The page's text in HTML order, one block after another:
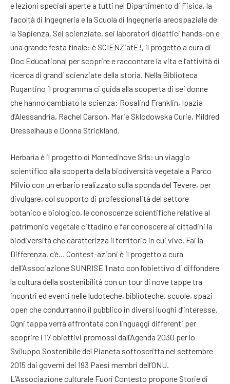
e lezioni speciali aperte a tutti nel Dipartimento di Fisica, la
facoltà di Ingegneria e la Scuola di Ingegneria areospaziale de
la Sapienza. Sei scienziate, sei laboratori didattici hands-on e
una grande festa finale: è SCIENZiatE!, il progetto a cura di
Doc Educational per scoprire e raccontare la vita e l’attività di
ricerca di grandi scienziate della storia. Nella Biblioteca
Rugantino il programma ci guida alla scoperta di sei donne
che hanno cambiato la scienza: Rosalind Franklin, Ipazia
d’Alessandria, Rachel Carson, Marie Sklodowska Curie, Mildred
Dresselhaus e Donna Strickland.
Herbaria è il progetto di Montedinove Srls: un viaggio
scientifico alla scoperta della biodiversità vegetale a Parco
Milvio con un erbario realizzato sulla sponda del Tevere, per
divulgare, col supporto di professionalità del settore
botanico e biologico, le conoscenze scientifiche relative al
patrimonio vegetale cittadino e far conoscere ai cittadini la
biodiversità che caratterizza il territorio in cui vive. Fai la
Differenza, c’è… Contest-azioni è il progetto a cura
dell’Associazione SUNRISE 1 nato con l’obiettivo di diffondere
la cultura della sostenibilità con un tour di nove tappe tra
incontri ed eventi nelle ludoteche, biblioteche, scuole, spazi
open che condurranno il pubblico in diversi luoghi d’interesse.
Ogni tappa verrà affrontata con linguaggi differenti per
scoprire i 17 obiettivi promossi dall’Agenda 2030 per lo
Sviluppo Sostenibile del Pianeta sottoscritta nel settembre
2015 dai governi dei 193 Paesi membri dell’ONU.
L’Associazione culturale Fuori Contesto propone Storie di